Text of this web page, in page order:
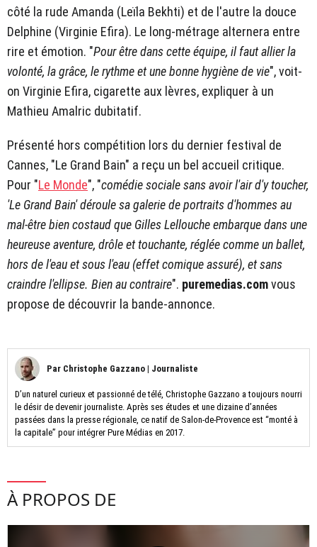
côté la rude Amanda (Leïla Bekhti) et de l'autre la douce
Delphine (Virginie Efira). Le long-métrage alternera entre
rire et émotion. "Pour être dans cette équipe, il faut allier la
volonté, la grâce, le rythme et une bonne hygiène de vie", voit-
on Virginie Efira, cigarette aux lèvres, expliquer à un
Mathieu Amalric dubitatif.
Présenté hors compétition lors du dernier festival de
Cannes, "Le Grand Bain" a reçu un bel accueil critique.
Pour "Le Monde", "comédie sociale sans avoir l'air d'y toucher,
'Le Grand Bain' déroule sa galerie de portraits d'hommes au
mal-être bien costaud que Gilles Lellouche embarque dans une
heureuse aventure, drôle et touchante, réglée comme un ballet,
hors de l'eau et sous l'eau (effet comique assuré), et sans
craindre l'ellipse. Bien au contraire". puremedias.comvous
propose de découvrir la bande-annonce.
Par Christophe Gazzano | Journaliste
D’un naturel curieux et passionné de télé, Christophe Gazzano a toujours nourri
le désir de devenir journaliste. Après ses études et une dizaine d’années
passées dans la presse régionale, ce natif de Salon-de-Provence est “monté à
la capitale” pour intégrer Pure Médias en 2017.
À PROPOS DE